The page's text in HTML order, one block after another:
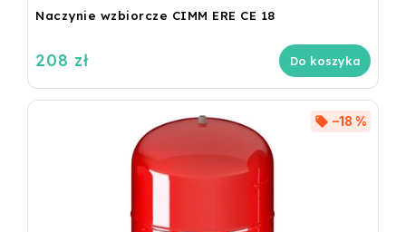
Naczynie wzbiorcze CIMM ERE CE 18
208 zł Do koszyka
–18 %